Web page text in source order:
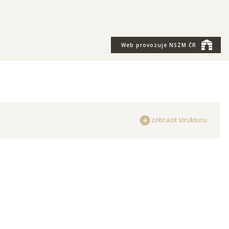
Web provozuje NSZM ČR
zobrazit strukturu